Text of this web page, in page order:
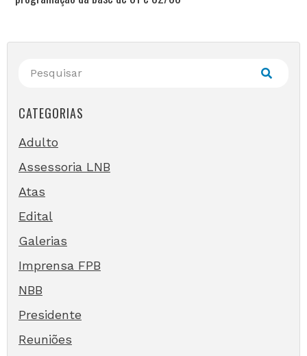
CATEGORIAS
Adulto
Assessoria LNB
Atas
Edital
Galerias
Imprensa FPB
NBB
Presidente
Reuniões